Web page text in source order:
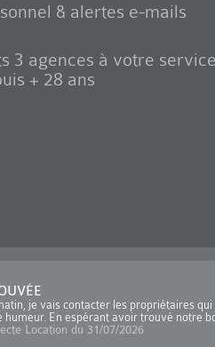
& alertes e-mails
3 agences à votre service
+ 28 ans
je vais contacter les propriétaires
humeur. En espérant avoir trouvé notre
Location du 31/07/2026